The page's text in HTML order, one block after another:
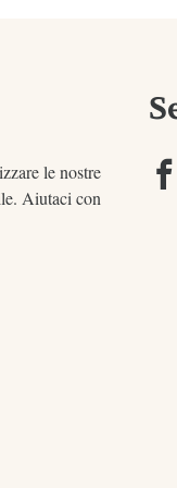
le nostre
Aiutaci con